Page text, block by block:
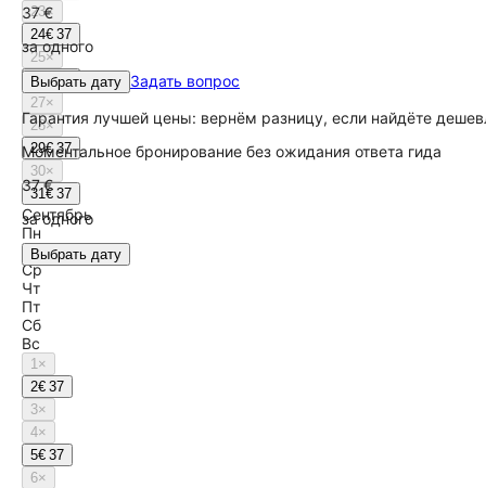
23×
24€ 37
25×
26€ 37
27×
28×
29€ 37
30×
31€ 37
Сентябрь
Пн
Вт
Ср
Чт
Пт
Сб
Вс
1×
2€ 37
3×
4×
5€ 37
6×
37 €
за одного
Выбрать дату Задать вопрос
Гарантия лучшей цены: вернём разницу, если найдёте
Моментальное бронирование без ожидания ответа гида
37 €
за одного
Выбрать дату